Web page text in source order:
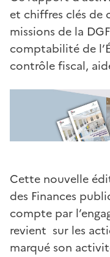
et chiffres clés de
missions de la
comptabilité de
contrôle fiscal,
Cette nouvelle
des Finances
compte par
revient sur les
marqué son